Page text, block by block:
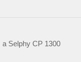
a Selphy CP 1300